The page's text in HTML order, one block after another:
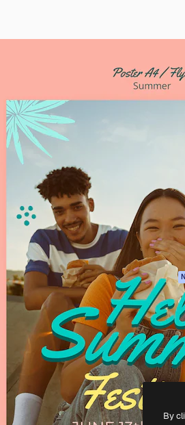
criativa para você direcionar
trabalho. Mais de 1 milhão de
criativos, empresas,
Gerador
Texto
MCP para
Claude/
Agentes
API
App
Todas as
Freepik Company S.L.U. Todos os
By